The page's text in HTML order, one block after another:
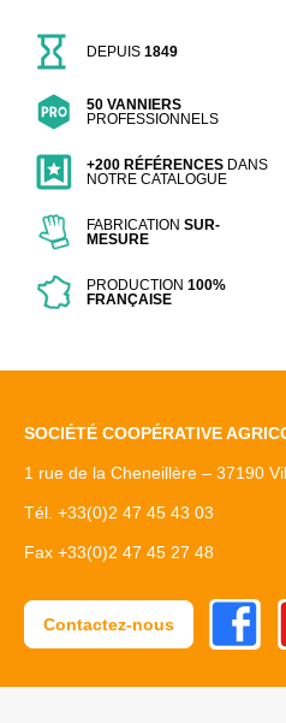
DEPUIS1849
50 VANNIERS
PROFESSIONNELS
+200 RÉFÉRENCES DANS
NOTRE CATALOGUE
FABRICATIONSUR-
MESURE
PRODUCTION100%
FRANÇAISE
SOCIÉTÉ COOPÉRATIVE
1 rue de la Cheneillère – 37190
Tél. +33(0)2 47 45 43 03
Fax +33(0)2 47 45 27 48
Contactez-nous
Facebook